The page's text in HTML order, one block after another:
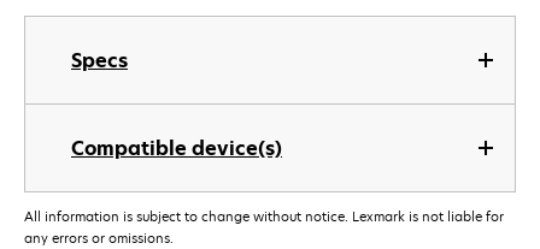
Specs
Compatible device(s)
All information is subject to change without notice. Lexmark is not liable for
any errors or omissions.